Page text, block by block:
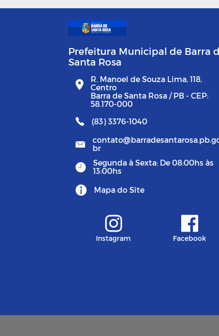
Prefeitura Municipal de Barra
Santa Rosa
R. Manoel de Souza Lima, 118,
Centro
Barra de Santa Rosa / PB - CEP:
58.170-000
(83) 3376-1040
br
Segunda à Sexta: De 08:00hs às
13:00hs
Mapa do Site
Instagram Facebook